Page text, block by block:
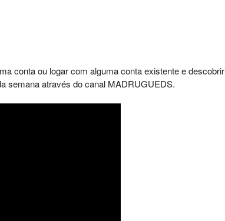
conta ou logar com alguma conta existente e descobrir
semana através do canal MADRUGUEDS.